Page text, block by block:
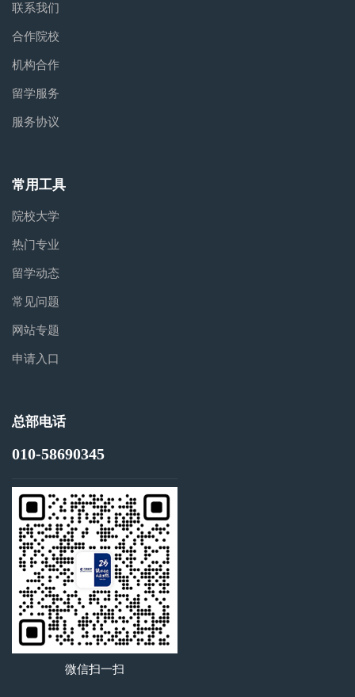
联系我们
合作院校
机构合作
留学服务
服务协议
常用工具
院校大学
热门专业
留学动态
常见问题
网站专题
申请入口
总部电话
010-58690345
微信扫一扫